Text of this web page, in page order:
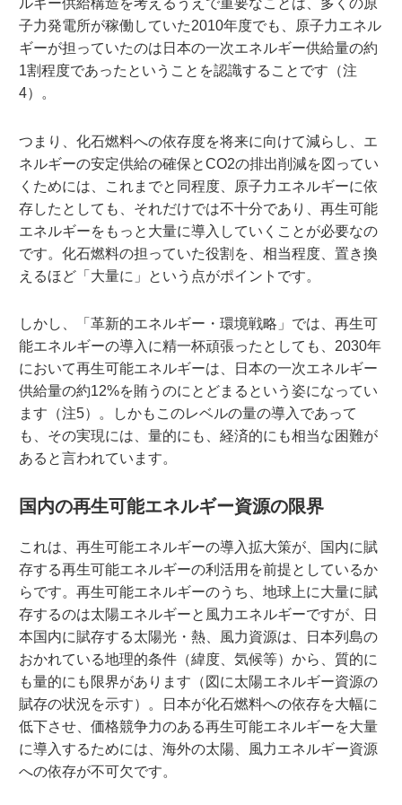
子力発電所が稼働していた2010年度でも、原子力エネル
ギーが担っていたのは日本の一次エネルギー供給量の約
1割程度であったということを認識することです（注
4）。
つまり、化石燃料への依存度を将来に向けて減らし、エ
ネルギーの安定供給の確保とCO2の排出削減を図ってい
くためには、これまでと同程度、原子力エネルギーに依
存したとしても、それだけでは不十分であり、再生可能
エネルギーをもっと大量に導入していくことが必要なの
です。化石燃料の担っていた役割を、相当程度、置き換
えるほど「大量に」という点がポイントです。
しかし、「革新的エネルギー・環境戦略」では、再生可
能エネルギーの導入に精一杯頑張ったとしても、2030年
において再生可能エネルギーは、日本の一次エネルギー
供給量の約12%を賄うのにとどまるという姿になってい
ます（注5）。しかもこのレベルの量の導入であって
も、その実現には、量的にも、経済的にも相当な困難が
あると言われています。
国内の再生可能エネルギー資源の限界
これは、再生可能エネルギーの導入拡大策が、国内に賦
存する再生可能エネルギーの利活用を前提としているか
らです。再生可能エネルギーのうち、地球上に大量に賦
存するのは太陽エネルギーと風力エネルギーですが、日
本国内に賦存する太陽光・熱、風力資源は、日本列島の
おかれている地理的条件（緯度、気候等）から、質的に
も量的にも限界があります（図に太陽エネルギー資源の
賦存の状況を示す）。日本が化石燃料への依存を大幅に
低下させ、価格競争力のある再生可能エネルギーを大量
に導入するためには、海外の太陽、風力エネルギー資源
への依存が不可欠です。